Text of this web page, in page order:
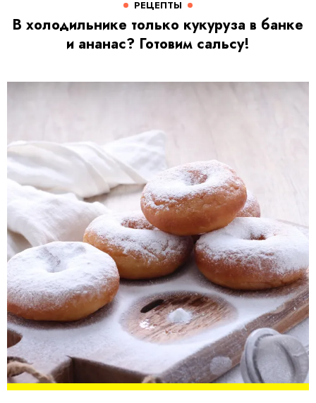
РЕЦЕПТЫ
В холодильнике только кукуруза в банке
и ананас? Готовим сальсу!